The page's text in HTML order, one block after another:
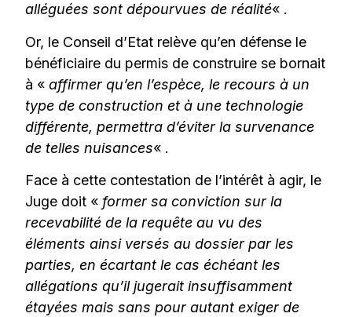
alléguées sont dépourvues de réalité« .
Or, le Conseil d’Etat relève qu’en défense le
bénéficiaire du permis de construire se bornait
à «affirmer qu’en l’espèce, le recours à un
type de construction et à une technologie
différente, permettra d’éviter la survenance
de telles nuisances« .
Face à cette contestation de l’intérêt à agir, le
Juge doit « former sa conviction sur la
recevabilité de la requête au vu des
éléments ainsi versés au dossier par les
parties, en écartant le cas échéant les
allégations qu’il jugerait insuffisamment
étayées mais sans pour autant exiger de